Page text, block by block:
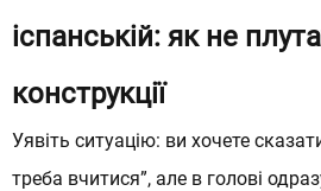
Магазин курсів з
Магазин курсів з
іспанській: як не
конструкції
Уявіть ситуацію: ви хочете
треба вчитися”, але в голові